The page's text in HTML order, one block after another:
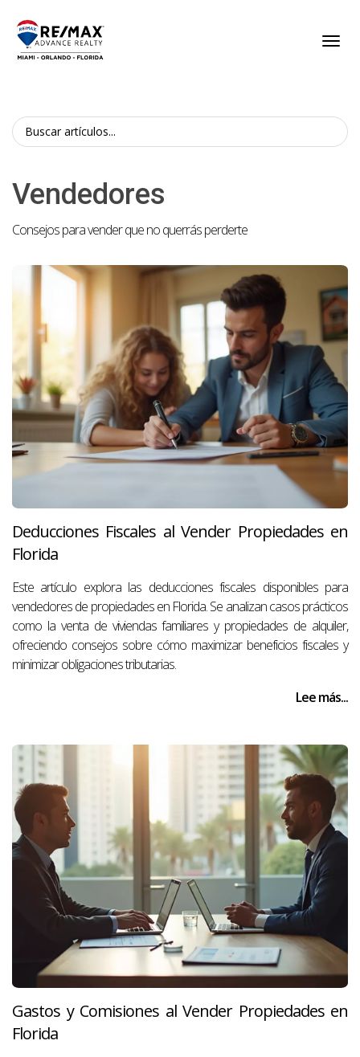
Vendedores
Consejos para vender que no querrás perderte
Deducciones Fiscales al Vender Propiedades en
Florida
Este artículo explora las deducciones fiscales disponibles para
vendedores de propiedades en Florida. Se analizan casos prácticos
como la venta de viviendas familiares y propiedades de alquiler,
ofreciendo consejos sobre cómo maximizar beneficios fiscales y
minimizar obligaciones tributarias.
Lee más...
Gastos y Comisiones al Vender Propiedades en
Florida